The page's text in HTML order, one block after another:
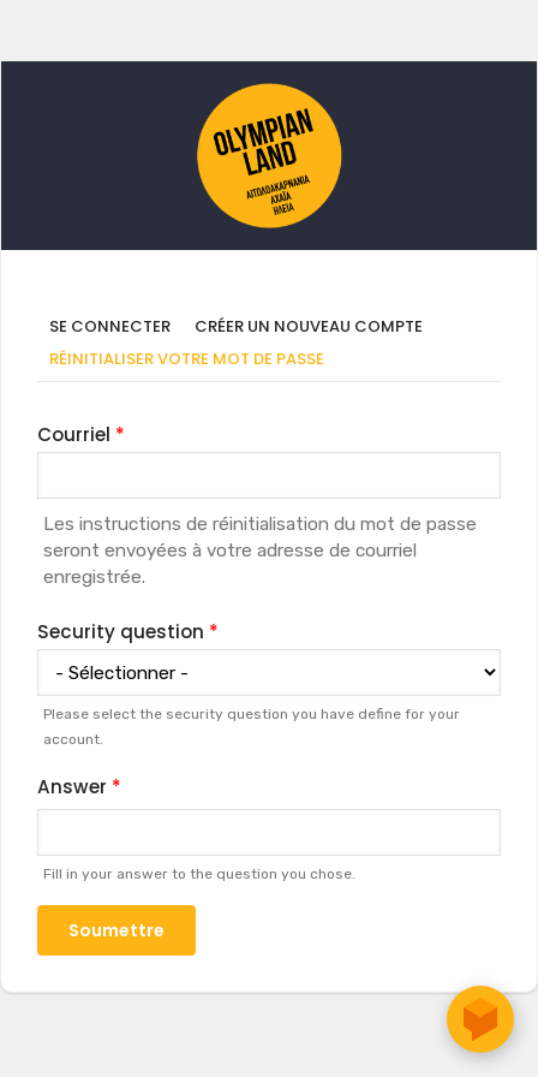
Onglets
principaux
SE CONNECTER
CRÉER UN NOUVEAU COMPTE
RÉINITIALISER VOTRE MOT DE PASSE
ACTIF)
Courriel
Les instructions de réinitialisation du mot de passe
seront envoyées à votre adresse de courriel
enregistrée.
Security question
Please select the security question you have define for your
account.
Answer
Fill in your answer to the question you chose.